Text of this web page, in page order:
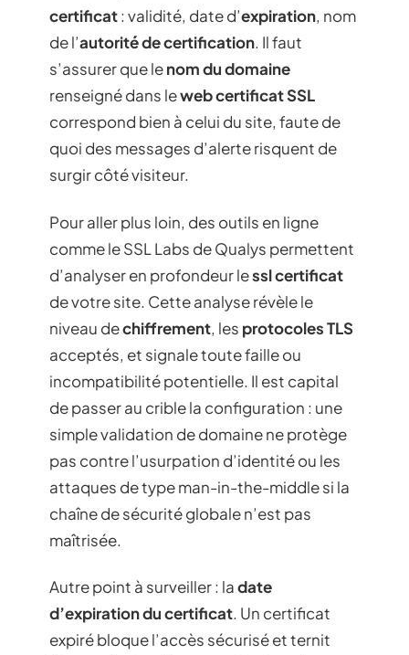
certificat: validité, date d’expiration, nom
de l’autorité de certification. Il faut
s’assurer que lenom du domaine
renseigné dans leweb certificat SSL
correspond bien à celui du site, faute de
quoi des messages d’alerte risquent de
surgir côté visiteur.
Pour aller plus loin, des outils en ligne
comme le SSL Labs de Qualys permettent
d’analyser en profondeur lessl certificat
de votre site. Cette analyse révèle le
niveau dechiffrement, les protocoles TLS
acceptés, et signale toute faille ou
incompatibilité potentielle. Il est capital
de passer au crible la configuration : une
simple validation de domaine ne protège
pas contre l’usurpation d’identité ou les
attaques de type man-in-the-middle si la
chaîne de sécurité globale n’est pas
maîtrisée.
Autre point à surveiller : ladate
d’expiration du certificat. Un certificat
expiré bloque l’accès sécurisé et ternit